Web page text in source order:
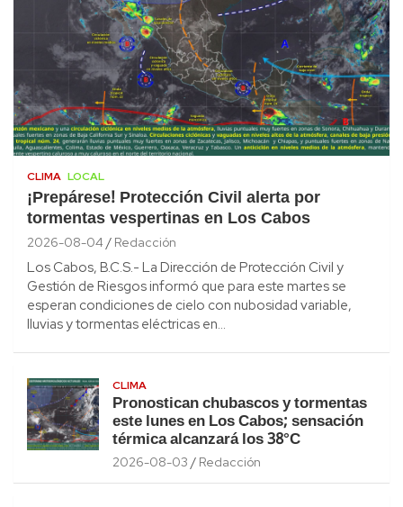
CLIMA LOCAL
¡Prepárese! Protección Civil alerta por
tormentas vespertinas en Los Cabos
2026-08-04 Redacción
Los Cabos, B.C.S.- La Dirección de Protección Civil y
Gestión de Riesgos informó que para este martes se
esperan condiciones de cielo con nubosidad variable,
lluvias y tormentas eléctricas en…
CLIMA
Pronostican chubascos y tormentas
este lunes en Los Cabos; sensación
térmica alcanzará los 38°C
2026-08-03 Redacción